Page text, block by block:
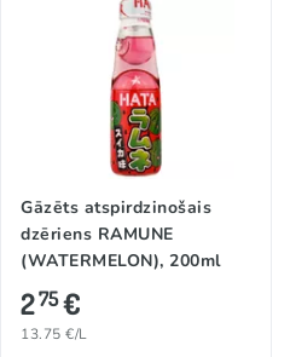
Gāzēts atspirdzinošais
dzēriens RAMUNE
(WATERMELON), 200ml
275€
13.75 €/L